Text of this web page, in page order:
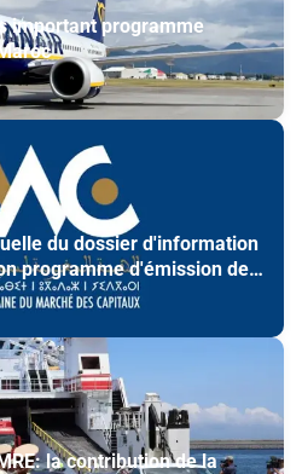
important programme
du dossier d'information
programme d'émission de
la contribution de la